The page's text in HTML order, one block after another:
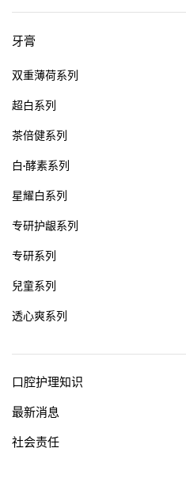
牙膏
双重薄荷系列
超白系列
茶倍健系列
白·酵素系列
星耀白系列
专研护龈系列
专研系列
兒童系列
透心爽系列
口腔护理知识
最新消息
社会责任